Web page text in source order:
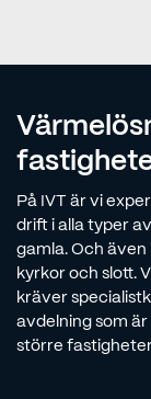
På IVT är vi
drift i alla typer
gamla. Och även
kyrkor och slott.
kräver
avdelning som
större